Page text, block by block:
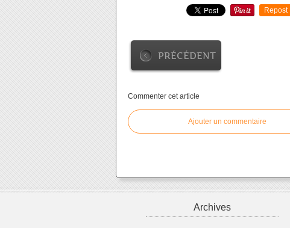
Repost
PRÉCÉDENT
Commenter cet article
Ajouter un commentaire
Archives